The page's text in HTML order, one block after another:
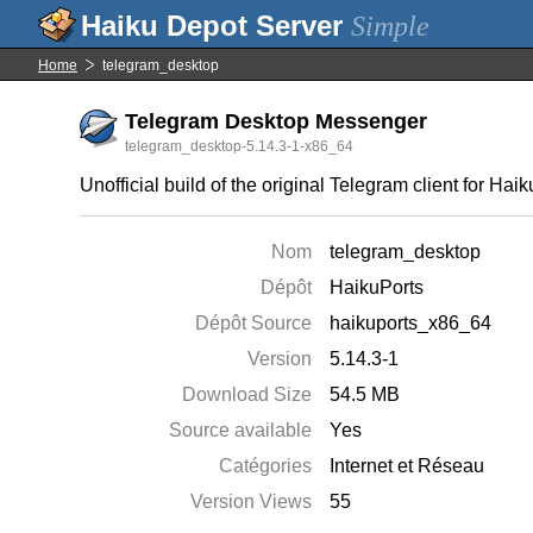
Simple
Home telegram_desktop
Telegram Desktop Messenger
telegram_desktop-5.14.3-1-x86_64
Unofficial build of the original Telegram client for
Nom
telegram_desktop
Dépôt
HaikuPorts
Dépôt Source
haikuports_x86_64
Version
5.14.3-1
Download Size
54.5 MB
Source available
Yes
Catégories
Internet et Réseau
Version Views
55